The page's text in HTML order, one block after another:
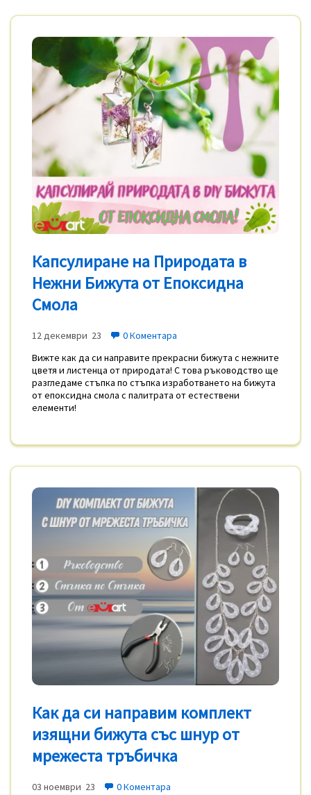
Капсулиране на Природата в
Нежни Бижута от Епоксидна
Смола
12 декември 23
0 Коментара
Вижте как да си направите прекрасни бижута с нежните
цветя и листенца от природата! С това ръководство ще
разгледаме стъпка по стъпка изработването на бижута
от епоксидна смола с палитрата от естествени
елементи!
Как да си направим комплект
изящни бижута със шнур от
мрежеста тръбичка
03 ноември 23
0 Коментара